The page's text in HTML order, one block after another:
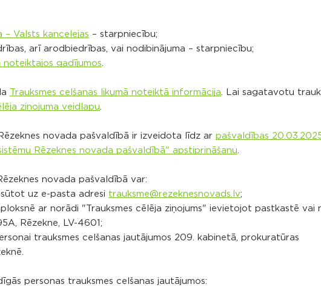
Valsts kancelejas – starpniecību;
arī arodbiedrības, vai nodibinājuma – starpniecību;
noteiktajos gadījumos.
Trauksmes celšanas likumā noteiktā informācija. Lai sagatavotu
ziņojuma veidlapu.
novada pašvaldībā ir izveidota līdz ar pašvaldības
Rēzeknes novada pašvaldībā" apstiprināšanu.
novada pašvaldībā var:
uz e-pasta adresi trauksme@rezeknesnovads.lv;
ar norādi "Trauksmes cēlēja ziņojums" ievietojot pastkastē vai
Rēzekne, LV-4601;
trauksmes celšanas jautājumos 209. kabinetā, prokuratūras
personas trauksmes celšanas jautājumos: